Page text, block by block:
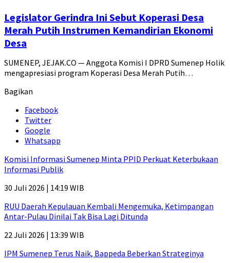
Legislator Gerindra Ini Sebut Koperasi Desa
Merah Putih Instrumen Kemandirian Ekonomi
Desa
SUMENEP, JEJAK.CO — Anggota Komisi I DPRD Sumenep Holik
mengapresiasi program Koperasi Desa Merah Putih…
Bagikan
Facebook
Twitter
Google
Whatsapp
Komisi Informasi Sumenep Minta PPID Perkuat Keterbukaan
Informasi Publik
30 Juli 2026 | 14:19 WIB
RUU Daerah Kepulauan Kembali Mengemuka, Ketimpangan
Antar-Pulau Dinilai Tak Bisa Lagi Ditunda
22 Juli 2026 | 13:39 WIB
IPM Sumenep Terus Naik, Bappeda Beberkan Strateginya